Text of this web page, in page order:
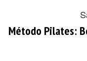
Método Pilates: